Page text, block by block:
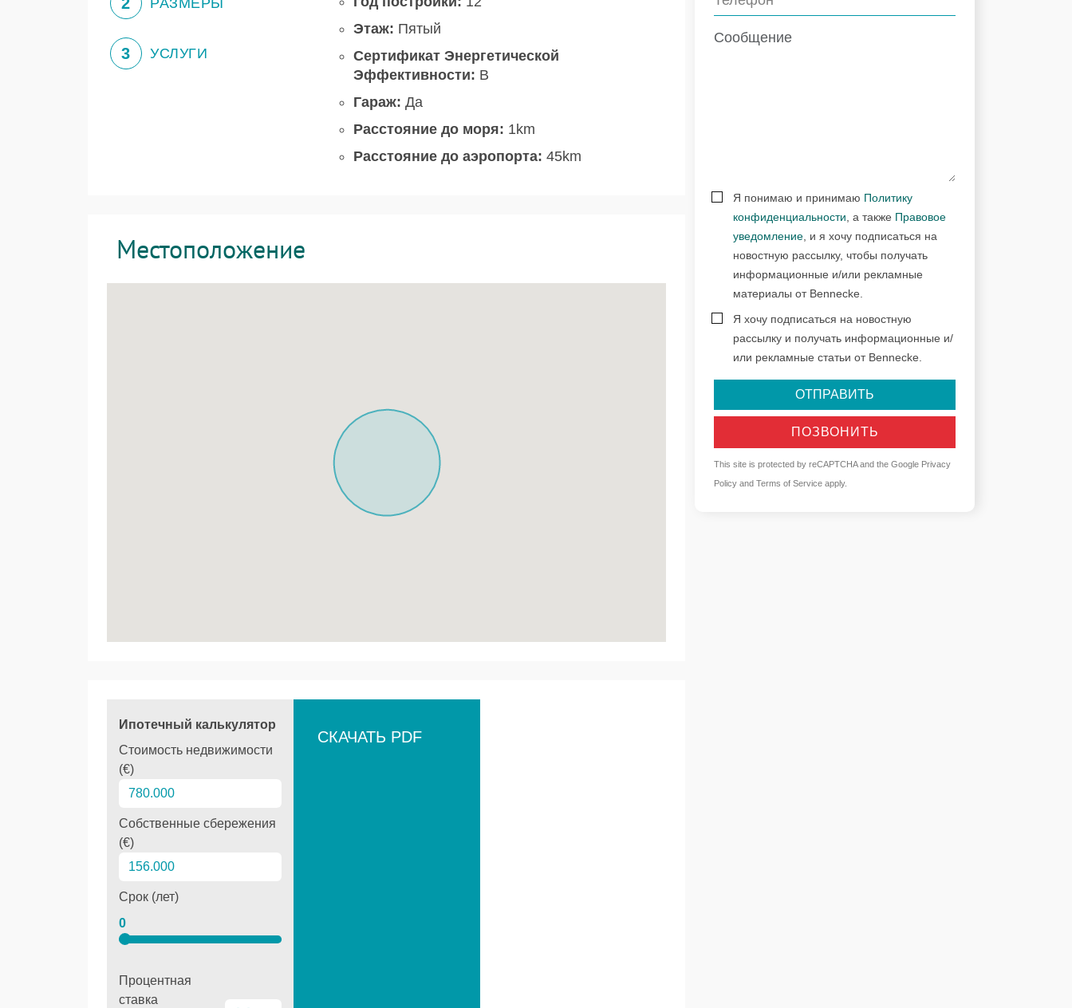
3 УСЛУГИ
Этаж: Пятый
Сертификат Энергетической
Эффективности: B
Гараж: Да
Расстояние до моря: 1km
Расстояние до аэропорта: 45km
Местоположение
Ипотечный калькулятор
Стоимость недвижимости
(€)
Собственные сбережения
(€)
Срок (лет)
0
Процентная
ставка
СКАЧАТЬ PDF
Я понимаю и принимаю Политику
конфиденциальности , а также Правовое
уведомление , и я хочу подписаться на
новостную рассылку, чтобы получать
информационные и/или рекламные
материалы от Bennecke.
Я хочу подписаться на новостную
рассылку и получать информационные и/
или рекламные статьи от Bennecke.
ОТПРАВИТЬ
ПОЗВОНИТЬ
This site is protected by reCAPTCHA and the Google Privacy
Policy andTerms of Service apply.